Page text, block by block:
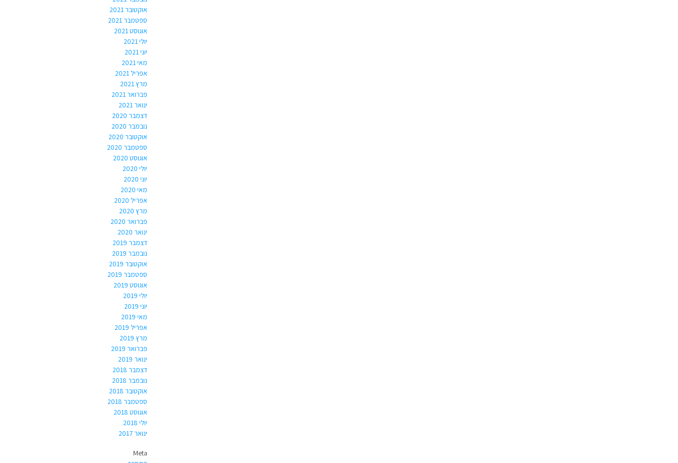
אוקטובר 2021
ספטמבר 2021
אוגוסט 2021
יולי 2021
יוני 2021
מאי 2021
אפריל 2021
מרץ 2021
פברואר 2021
ינואר 2021
דצמבר 2020
נובמבר 2020
אוקטובר 2020
ספטמבר 2020
אוגוסט 2020
יולי 2020
יוני 2020
מאי 2020
אפריל 2020
מרץ 2020
פברואר 2020
ינואר 2020
דצמבר 2019
נובמבר 2019
אוקטובר 2019
ספטמבר 2019
אוגוסט 2019
יולי 2019
יוני 2019
מאי 2019
אפריל 2019
מרץ 2019
פברואר 2019
ינואר 2019
דצמבר 2018
נובמבר 2018
אוקטובר 2018
ספטמבר 2018
אוגוסט 2018
יולי 2018
ינואר 2017
Meta